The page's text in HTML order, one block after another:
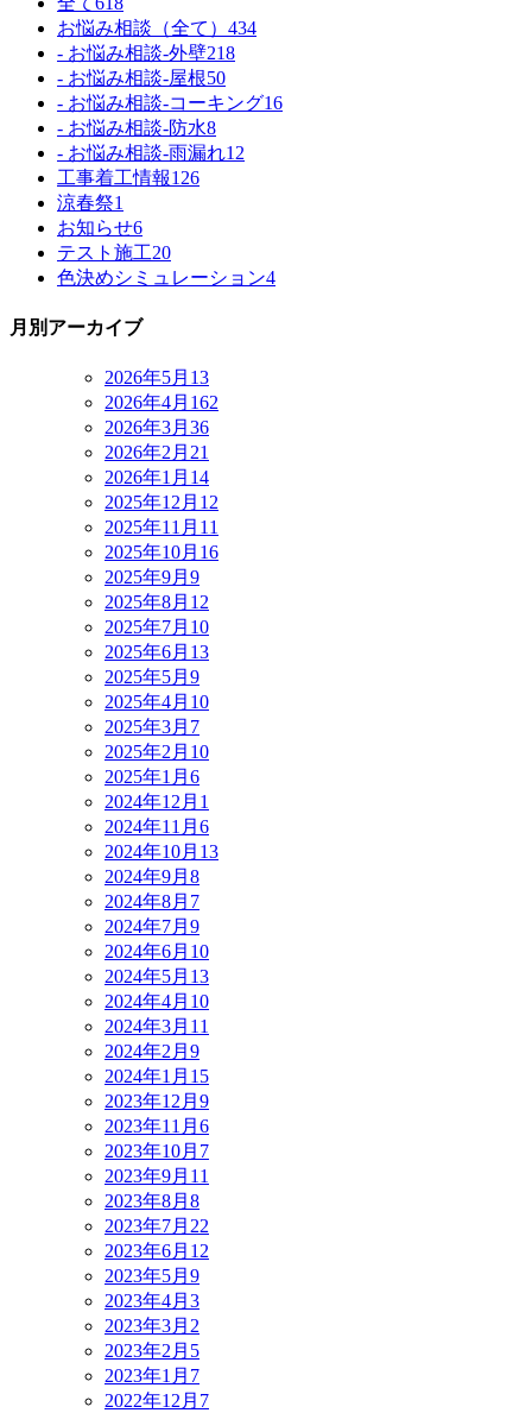
お悩み相談（全て） 434
- お悩み相談-外壁218
- お悩み相談-屋根50
- お悩み相談-コーキング16
- お悩み相談-防水8
- お悩み相談-雨漏れ12
工事着工情報126
涼春祭1
お知らせ6
テスト施工20
色決めシミュレーション4
月別アーカイブ
2026年5月 13
2026年4月 162
2026年3月 36
2026年2月 21
2026年1月 14
2025年12月 12
2025年11月 11
2025年10月 16
2025年9月 9
2025年8月 12
2025年7月 10
2025年6月 13
2025年5月 9
2025年4月 10
2025年3月 7
2025年2月 10
2025年1月 6
2024年12月 1
2024年11月 6
2024年10月 13
2024年9月 8
2024年8月 7
2024年7月 9
2024年6月 10
2024年5月 13
2024年4月 10
2024年3月 11
2024年2月 9
2024年1月 15
2023年12月 9
2023年11月 6
2023年10月 7
2023年9月 11
2023年8月 8
2023年7月 22
2023年6月 12
2023年5月 9
2023年4月 3
2023年3月 2
2023年2月 5
2023年1月 7
2022年12月 7